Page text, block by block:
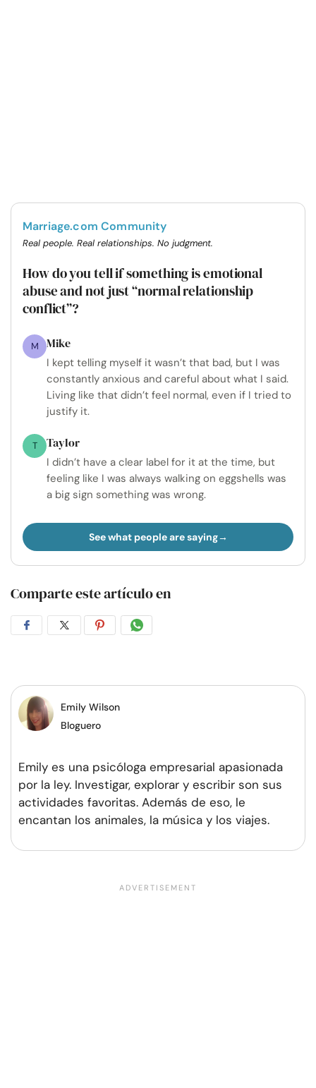
Marriage.com Community
Real people. Real relationships. No judgment.
How do you tell if something is emotional
abuse and not just “normal relationship
conflict”?
M Mike
I kept telling myself it wasn’t that bad, but I was
constantly anxious and careful about what I said.
Living like that didn’t feel normal, even if I tried to
justify it.
T Taylor
I didn’t have a clear label for it at the time, but
feeling like I was always walking on eggshells was
a big sign something was wrong.
See what people are saying
Comparte este artículo en
CompartirCompartirCompartirCompartir
Emily Wilson
Bloguero
Emily es una psicóloga empresarial apasionada
por la ley. Investigar, explorar y escribir son sus
actividades favoritas. Además de eso, le
encantan los animales, la música y los viajes.